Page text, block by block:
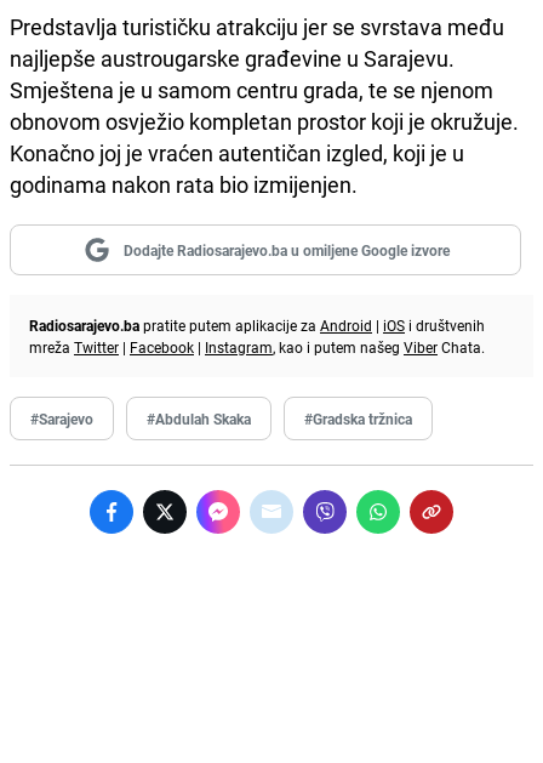
Predstavlja turističku atrakciju jer se svrstava među
najljepše austrougarske građevine u Sarajevu.
Smještena je u samom centru grada, te se njenom
obnovom osvježio kompletan prostor koji je okružuje.
Konačno joj je vraćen autentičan izgled, koji je u
godinama nakon rata bio izmijenjen.
Dodajte Radiosarajevo.ba u omiljene Google izvore
Radiosarajevo.bapratite putem aplikacije za Android | iOS i društvenih
mreža Twitter | Facebook | Instagram, kao i putem našeg ViberChata.
#Sarajevo #Abdulah Skaka #Gradska tržnica